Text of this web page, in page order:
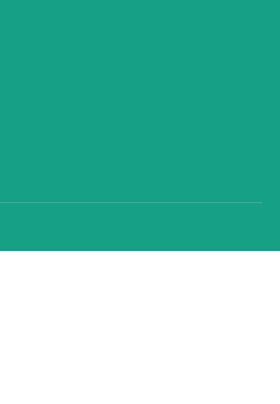
персональних даних